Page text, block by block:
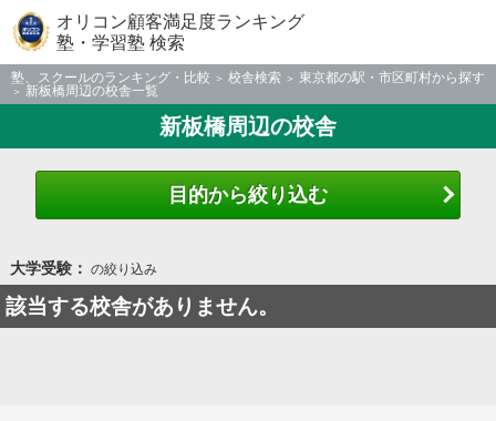
オリコン顧客満足度ランキング
塾・学習塾 検索
塾、スクールのランキング・比較 校舎検索
東京都の駅・市区町村から探す
新板橋周辺の校舎一覧
新板橋周辺の校舎
目的から絞り込む
大学受験： の絞り込み
該当する校舎がありません。